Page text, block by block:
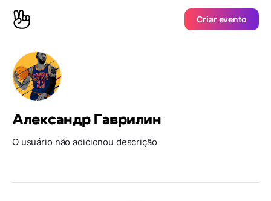
Criar evento
Александр Гаврилин
O usuário não adicionou descrição